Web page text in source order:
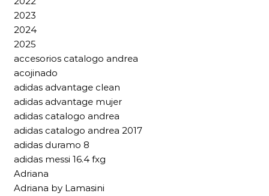
2023
2024
2025
accesorios catalogo andrea
acojinado
adidas advantage clean
adidas advantage mujer
adidas catalogo andrea
adidas catalogo andrea 2017
adidas duramo 8
adidas messi 16.4 fxg
Adriana
Adriana by Lamasini